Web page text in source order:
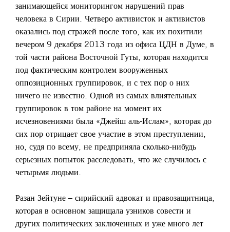
занимающейся мониторингом нарушений прав
человека в Сирии. Четверо активисток и активистов
оказались под стражей после того, как их похитили
вечером 9 декабря 2013 года из офиса ЦДН в Думе, в
той части района Восточной Гуты, которая находится
под фактическим контролем вооруженных
оппозиционных группировок, и с тех пор о них
ничего не известно. Одной из самых влиятельных
группировок в том районе на момент их
исчезновениями была «Джейш аль-Ислам», которая до
сих пор отрицает свое участие в этом преступлении,
но, судя по всему, не предприняла сколько-нибудь
серьезных попыток расследовать, что же случилось с
четырьмя людьми.
Разан Зейтуне – сирийский адвокат и правозащитница,
которая в основном защищала узников совести и
других политических заключенных и уже много лет